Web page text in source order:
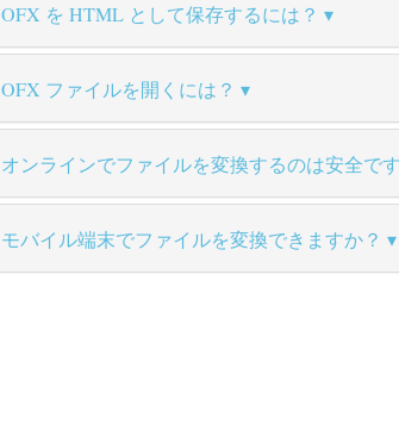
OFX を HTML として保存するには？
OFX ファイルを開くには？
オンラインでファイルを変換するのは安全で
モバイル端末でファイルを変換できますか？